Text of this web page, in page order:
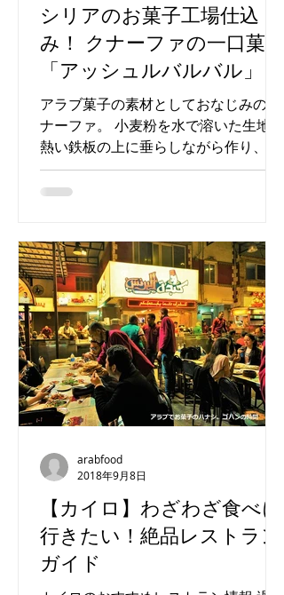
シリアのお菓子工場仕込
み！ クナーファの一口菓子
「アッシュルバルバル」
アラブ菓子の素材としておなじみのク
ナーファ。 小麦粉を水で溶いた生地を
熱い鉄板の上に垂らしながら作り、で
きたてはふわふわ柔らかく、滑らかな
髪の毛のよう。 この生地にナッツやク
【カイロ】わざわざ食べに
行きたい！絶品レストラン
ガイド
arabfood
2018年9月8日